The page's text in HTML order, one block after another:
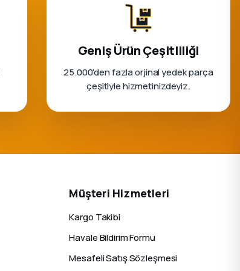
Geniş Ürün Çeşitliliği
25.000'den fazla orjinal yedek parça
çeşitiyle hizmetinizdeyiz.
Müşteri Hizmetleri
Kargo Takibi
Havale Bildirim Formu
Mesafeli Satış Sözleşmesi